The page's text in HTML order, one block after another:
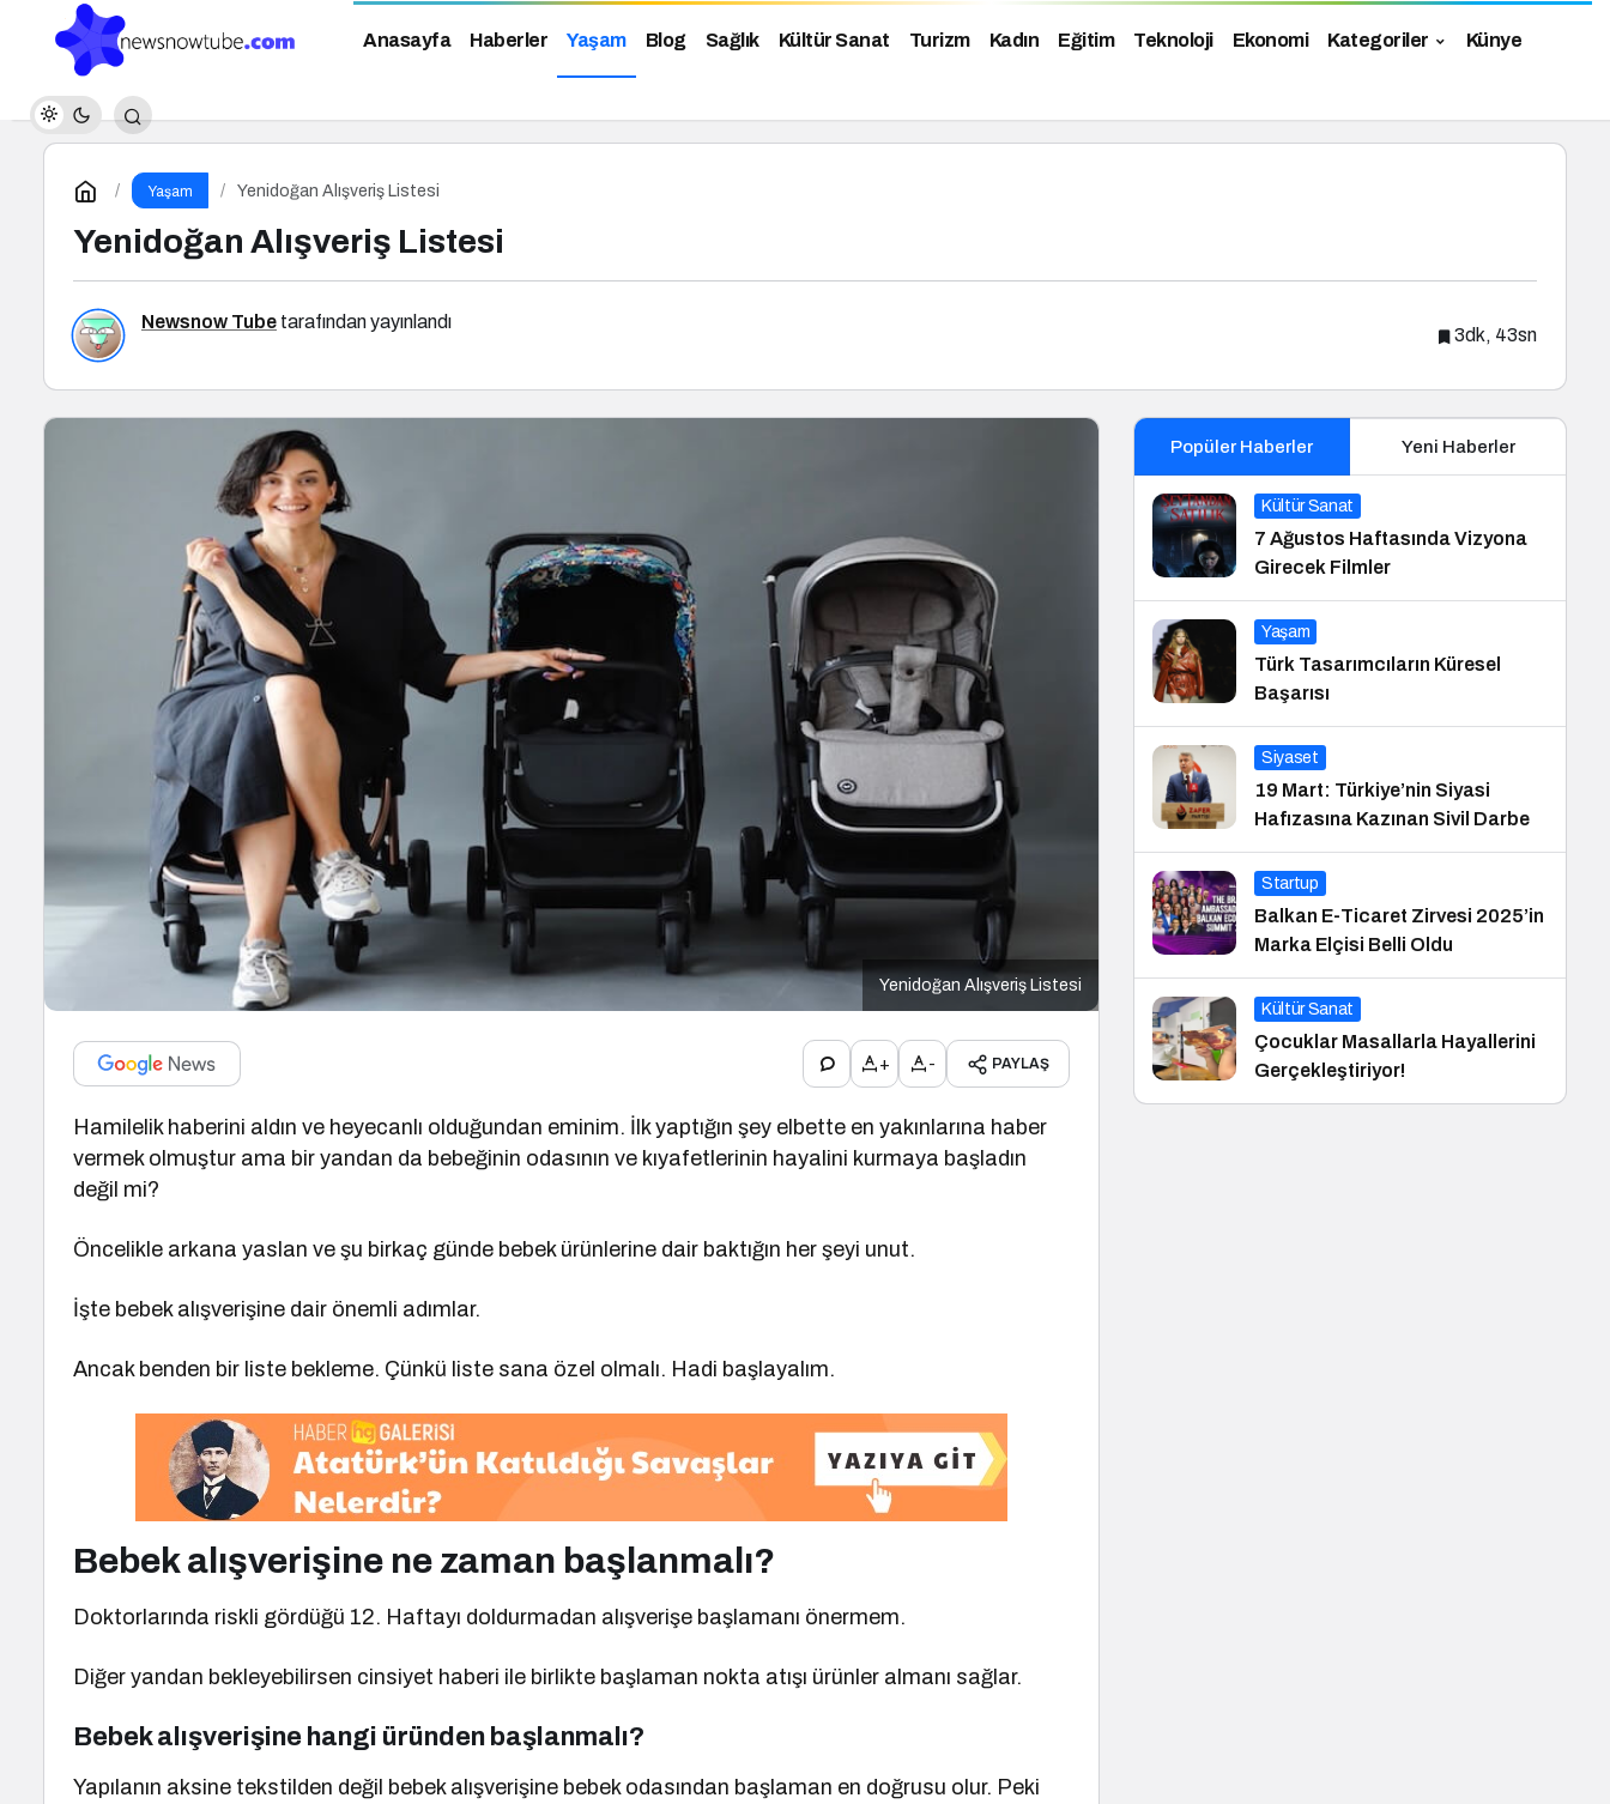
Anasayfa Haberler Yaşam Blog Sağlık Kültür Sanat Turizm Kadın Eğitim Teknoloji Ekonomi Kategoriler Künye
Yaşam Yenidoğan Alışveriş Listesi
Yenidoğan Alışveriş Listesi
Newsnow Tube tarafından yayınlandı
3dk, 43sn
Yenidoğan Alışveriş Listesi
+ - PAYLAŞ
Hamilelik haberini aldın ve heyecanlı olduğundan eminim. İlk yaptığın şey elbette en yakınlarına haber
vermek olmuştur ama bir yandan da bebeğinin odasının ve kıyafetlerinin hayalini kurmaya başladın
değil mi?
Öncelikle arkana yaslan ve şu birkaç günde bebek ürünlerine dair baktığın her şeyi unut.
İşte bebek alışverişine dair önemli adımlar.
Ancak benden bir liste bekleme. Çünkü liste sana özel olmalı. Hadi başlayalım.
Bebek alışverişine ne zaman başlanmalı?
Doktorlarında riskli gördüğü 12. Haftayı doldurmadan alışverişe başlamanı önermem.
Diğer yandan bekleyebilirsen cinsiyet haberi ile birlikte başlaman nokta atışı ürünler almanı sağlar.
Bebek alışverişine hangi üründen başlanmalı?
Yapılanın aksine tekstilden değil bebek alışverişine bebek odasından başlaman en doğrusu olur. Peki
Popüler Haberler Yeni Haberler
Kültür Sanat
7 Ağustos Haftasında Vizyona
Girecek Filmler
Yaşam
Türk Tasarımcıların Küresel
Başarısı
Siyaset
19 Mart: Türkiye’nin Siyasi
Hafızasına Kazınan Sivil Darbe
Startup
Balkan E-Ticaret Zirvesi 2025’in
Marka Elçisi Belli Oldu
Kültür Sanat
Çocuklar Masallarla Hayallerini
Gerçekleştiriyor!